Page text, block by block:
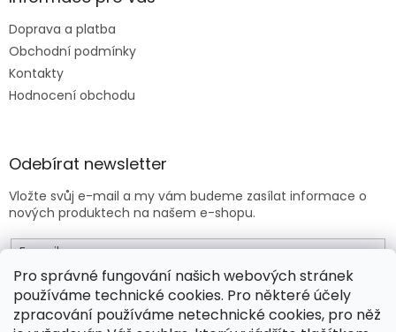
Pro správné fungování našich webových stránek
používáme technické cookies. Pro některé účely
zpracování používáme netechnické cookies, pro něž
Doprava a platba
Obchodní podmínky
Kontakty
Hodnocení obchodu
Odebírat newsletter
Vložte svůj e-mail a my vám budeme zasílat informace o
nových produktech na našem e-shopu.
E-mail
Vložením e-mailu souhlasíte sobchodními podmínkami .